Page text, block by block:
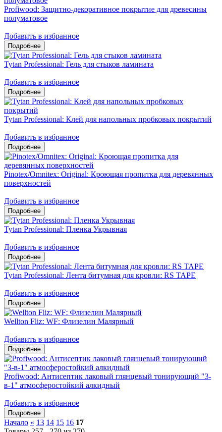
Profiwood: Защитно-декоративное покрытие для древесины
полуматовое
Добавить в избранное
Tytan Professional: Гель для стыков ламината
Добавить в избранное
Tytan Professional: Клей для напольных пробковых покрытий
Добавить в избранное
Pinotex/Omnitex: Original: Кроющая пропитка для деревянных
поверхностей
Добавить в избранное
Tytan Professional: Пленка Укрывная
Добавить в избранное
Tytan Professional: Лента битумная для кровли: RS TAPE
Добавить в избранное
Wellton Fliz: WF: Флизелин Малярный
Добавить в избранное
Profiwood: Антисептик лаковый глянцевый тонирующий "3-
в-1" атмосферостойкий алкидный
Добавить в избранное
Начало « 13 14 15 16 17